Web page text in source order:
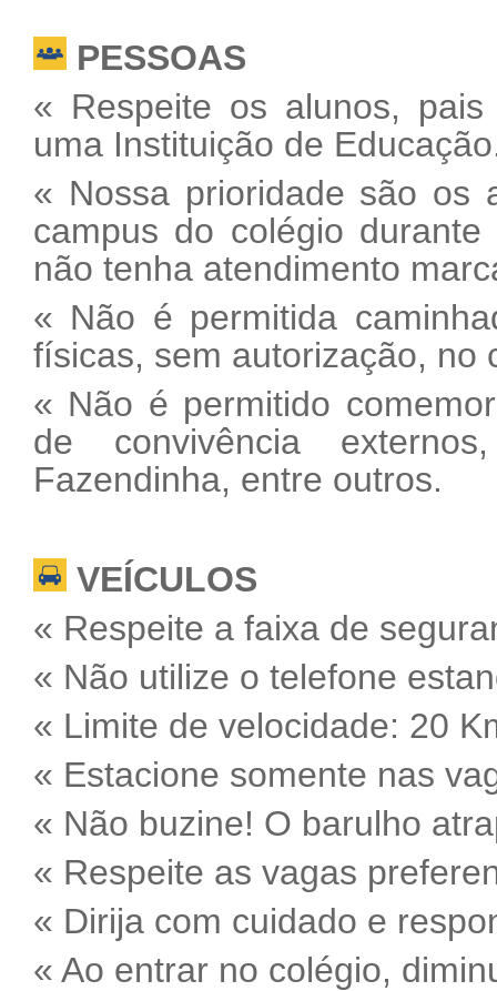
PESSOAS
« Respeite os alunos,
uma Instituição de
« Nossa prioridade são os
campus do colégio
não tenha atendimento
« Não é permitida
físicas, sem autorização, no
« Não é permitido
de convivência
Fazendinha, entre outros.
VEÍCULOS
« Respeite a faixa de
« Não utilize o telefone
« Limite de velocidade: 20
« Estacione somente nas
« Não buzine! O barulho
« Respeite as vagas
« Dirija com cuidado e
« Ao entrar no colégio,